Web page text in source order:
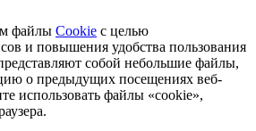
файлы Cookie с целью
и повышения удобства пользования
собой небольшие файлы,
о предыдущих посещениях веб-
использовать файлы «cookie»,